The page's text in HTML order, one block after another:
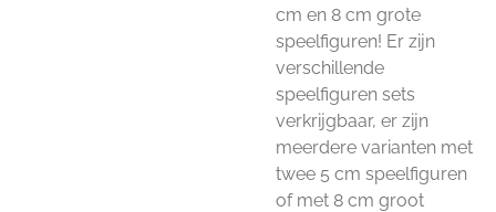
cm en 8 cm grote
speelfiguren! Er zijn
verschillende
speelfiguren sets
verkrijgbaar, er zijn
meerdere varianten met
twee 5 cm speelfiguren
of met 8 cm groot